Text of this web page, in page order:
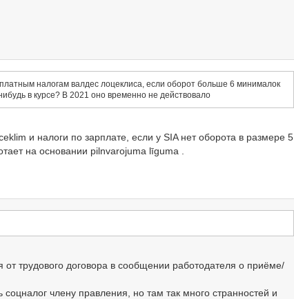
налогам валдес лоцеклиса, если оборот больше 6 минималок
в курсе? В 2021 оно временно не действовало
и налоги по зарплате, если у SIA нет оборота в размере 5
на основании pilnvarojuma līgumа .
трудового договора в сообщении работодателя о приёме/
соцналог члену правления, но там так много странностей и